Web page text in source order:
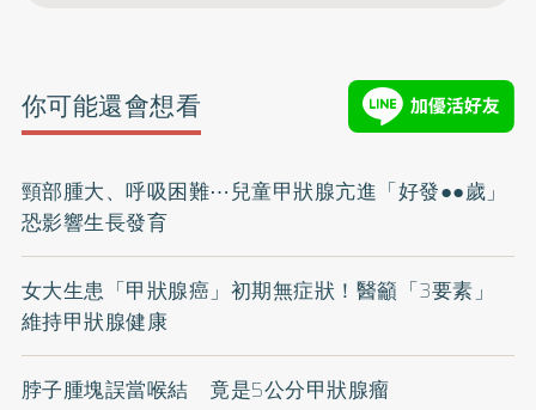
你可能還會想看
頸部腫大、呼吸困難⋯兒童甲狀腺亢進「好發●●歲」
恐影響生長發育
女大生患「甲狀腺癌」初期無症狀！醫籲「3要素」
維持甲狀腺健康
脖子腫塊誤當喉結 竟是5公分甲狀腺瘤